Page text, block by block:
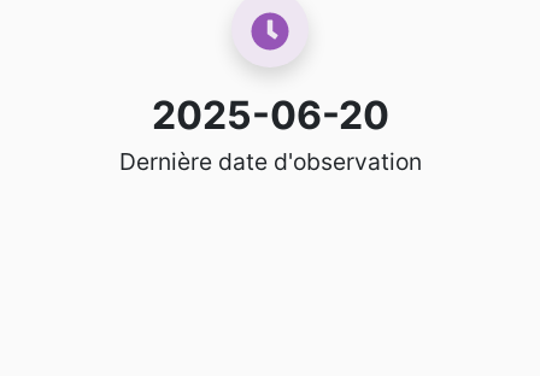
2025-06-20
Dernière date d'observation